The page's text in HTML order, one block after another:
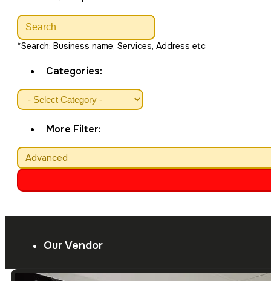
*Search: Business name, Services, Address etc
Categories:
More Filter:
Advanced
Our Vendor